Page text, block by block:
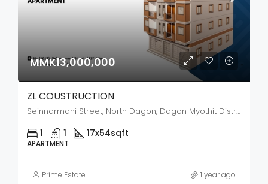
MMK13,000,000
ZL COUSTRUCTION
Seinnarmani Street, North Dagon, Dagon Myothit District, Yangon City, Yangon, 11421, Myanmar
1 1 17x54sqft
APARTMENT
Prime Estate 1 year ago